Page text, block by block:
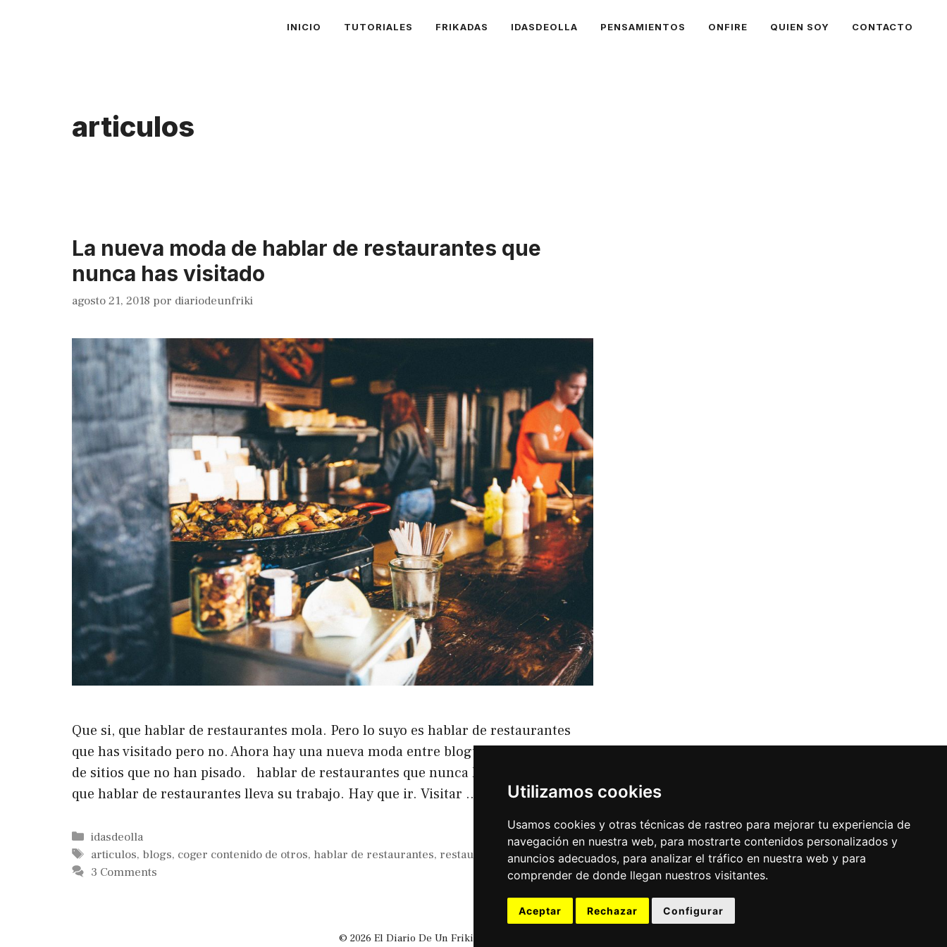
Utilizamos cookies
Usamos cookies y otras técnicas de rastreo para mejorar tu experiencia de
navegación en nuestra web, para mostrarte contenidos personalizados y
anuncios adecuados, para analizar el tráfico en nuestra web y para
comprender de donde llegan nuestros visitantes.
Aceptar Rechazar Configurar
INICIO TUTORIALES FRIKADAS IDASDEOLLA PENSAMIENTOS ONFIRE QUIEN SOY CONTACTO
articulos
La nueva moda de hablar de restaurantes que
nunca has visitado
agosto 21, 2018 por diariodeunfriki
Que si, que hablar de restaurantes mola. Pero lo suyo es hablar de restaurantes
que has visitado pero no. Ahora hay una nueva moda entre blogueros/as de hablar
de sitios que no han pisado. hablar de restaurantes que nunca has visitado Y es
que hablar de restaurantes lleva su trabajo. Hay que ir. Visitar …
Leer más
Categorías
idasdeolla
Etiquetas
articulos, blogs, coger contenido de otros, hablar de restaurantes, restaurantes
3 Comments
© 2026 El Diario De Un Friki